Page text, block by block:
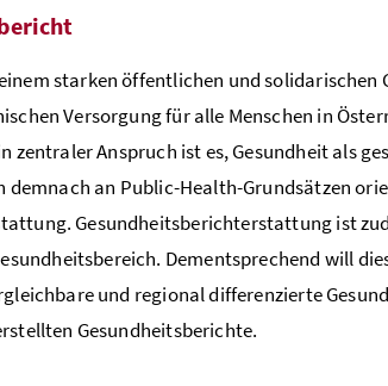
starken öffentlichen und
Versorgung für alle Menschen in
zentraler Anspruch ist es, Gesundheit als
an Public-Health-Grundsätzen
Gesundheitsberichterstattung ist
Dementsprechend will
und regional differenzierte
Gesundheitsberichte.